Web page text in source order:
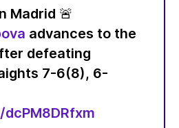
Madrid 🚨
advances to the
defeating
7-6(8), 6-